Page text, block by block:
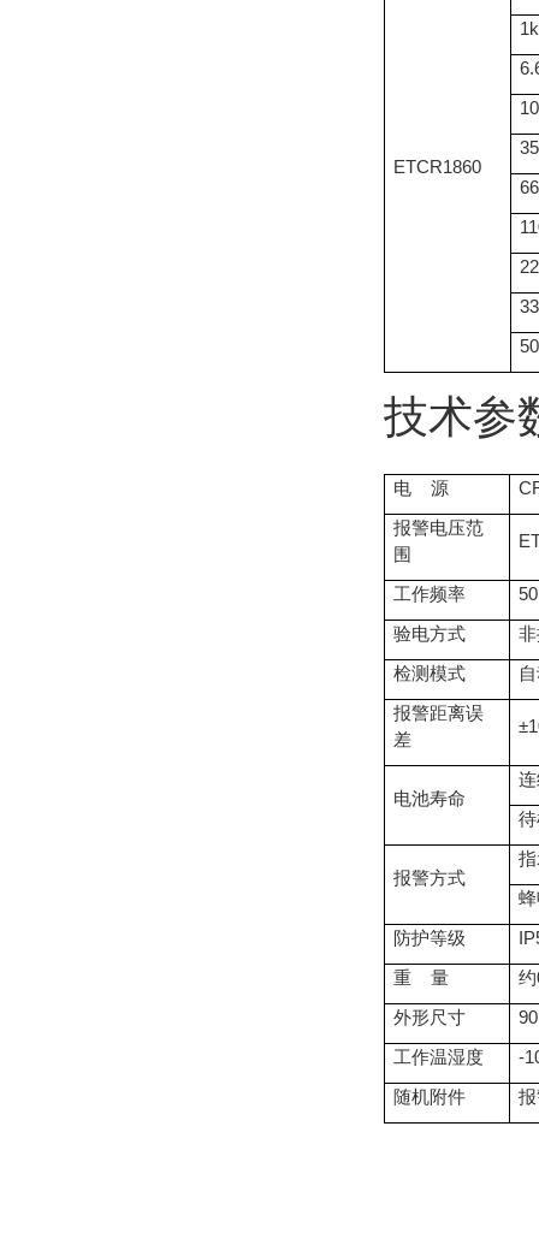
ETCR1860
技术参
电 源
报警电压范
围
工作频率
验电方式
检测模式
报警距离误
差
电池寿命
报警方式
防护等级
重 量
外形尺寸
工作温湿度
-
随机附件